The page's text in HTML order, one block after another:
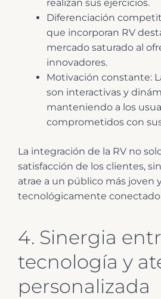
realizan sus ejercicios.
Diferenciación
que incorporan RV
mercado saturado al
innovadores.
Motivación constante:
son interactivas y
manteniendo a los
comprometidos con
La integración de la RV no
satisfacción de los clientes,
atrae a un público más joven
tecnológicamente
4. Sinergia
tecnología y
personalizada